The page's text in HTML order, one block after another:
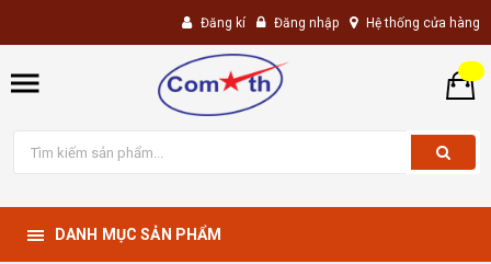
Đăng kí Đăng nhập Hệ thống cửa hàng
DANH MỤC SẢN PHẨM